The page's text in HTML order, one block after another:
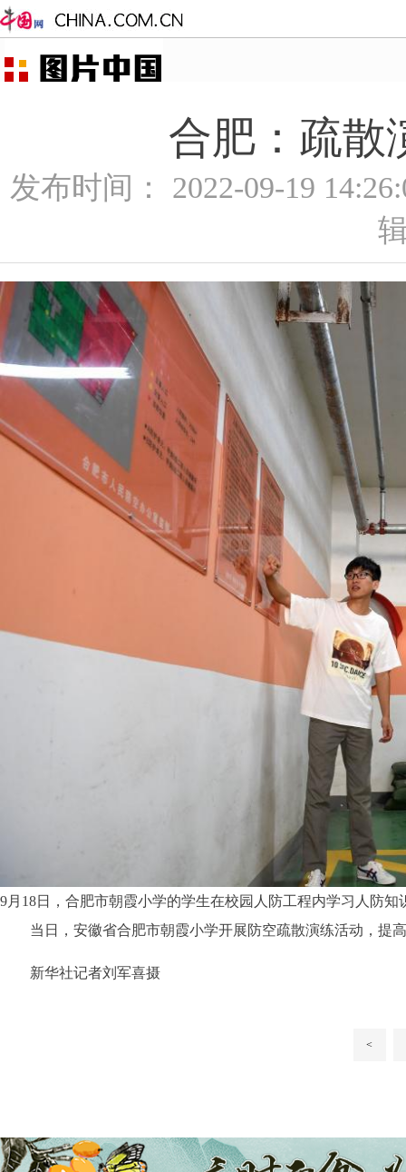
合肥：疏散
发布时间： 2022-09-19
9月18日，合肥市朝霞小学的学生在校园人防工程内学习人防知
当日，安徽省合肥市朝霞小学开展防空疏散演练活动，提
新华社记者刘军喜摄
<